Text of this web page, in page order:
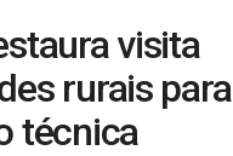
visita
rurais para
técnica